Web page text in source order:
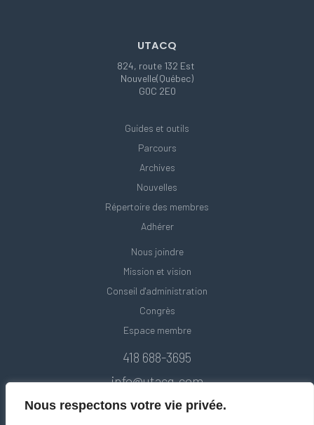
Nous respectons votre vie privée.
UTACQ
824, route 132 Est
Nouvelle(Québec)
G0C 2E0
Guides et outils
Parcours
Archives
Nouvelles
Répertoire des membres
Adhérer
Nous joindre
Mission et vision
Conseil d'administration
Congrès
Espace membre
418 688-3695
info@utacq.com